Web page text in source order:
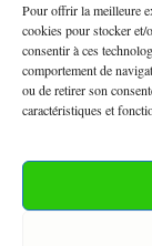
Pour offrir la meilleure
cookies pour stocker et/
consentir à ces
comportement de
ou de retirer son
caractéristiques et
Finaldées
Siège social
Nous
Conditions
Politique de